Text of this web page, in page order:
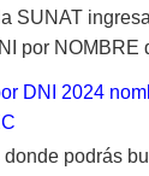
SUNAT
por NOMBRE
DNI 2024
podrás